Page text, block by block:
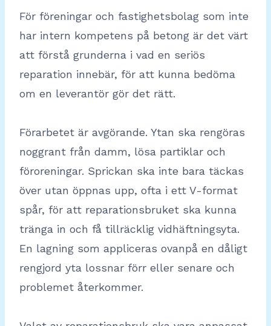
För föreningar och fastighetsbolag som inte
har intern kompetens på betong är det värt
att förstå grunderna i vad en seriös
reparation innebär, för att kunna bedöma
om en leverantör gör det rätt.
Förarbetet är avgörande. Ytan ska rengöras
noggrant från damm, lösa partiklar och
föroreningar. Sprickan ska inte bara täckas
över utan öppnas upp, ofta i ett V-format
spår, för att reparationsbruket ska kunna
tränga in och få tillräcklig vidhäftningsyta.
En lagning som appliceras ovanpå en dåligt
rengjord yta lossnar förr eller senare och
problemet återkommer.